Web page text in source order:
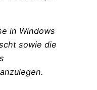
in Windows
sowie die